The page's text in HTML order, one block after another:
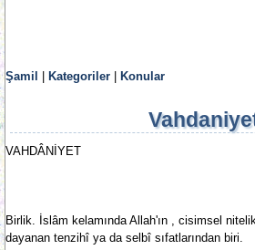
Şamil Kategoriler Konular
VAHDÂNİYET
Birlik. İslâm kelamında Allah'ın , cisimsel
dayanan tenzihî ya da selbî sıfatlarından biri.